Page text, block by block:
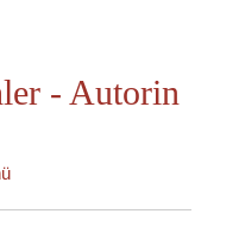
- Autorin